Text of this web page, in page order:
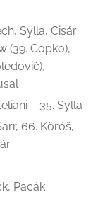
Sylla, Cisár
(39. Copko),
– 35. Sylla
66. Köröš,
Pacák